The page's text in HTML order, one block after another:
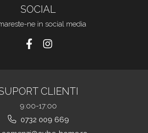
SOCIAL
ne in social media
CLIENTI
9:00-17:00
0732 009 669